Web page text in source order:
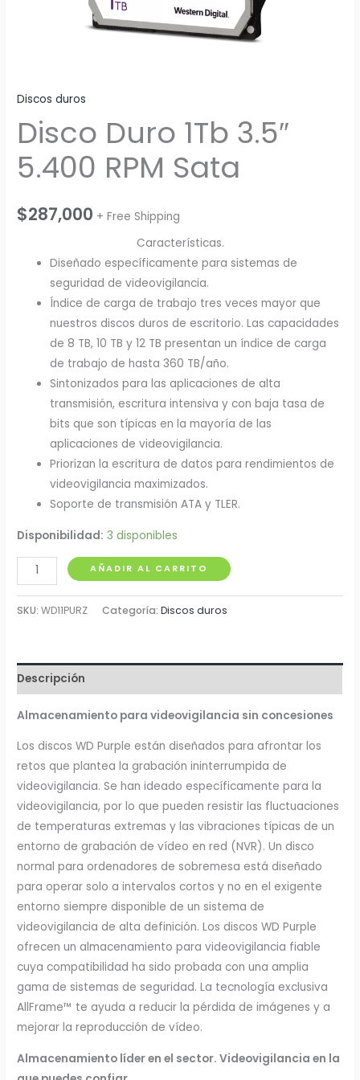
Discos duros
Disco Duro 1Tb 3.5″
5.400 RPM Sata
$287,000 + Free Shipping
Características.
Diseñado específicamente para sistemas de
seguridad de videovigilancia.
Índice de carga de trabajo tres veces mayor que
nuestros discos duros de escritorio. Las capacidades
de 8 TB, 10 TB y 12 TB presentan un índice de carga
de trabajo de hasta 360 TB/año.
Sintonizados para las aplicaciones de alta
transmisión, escritura intensiva y con baja tasa de
bits que son típicas en la mayoría de las
aplicaciones de videovigilancia.
Priorizan la escritura de datos para rendimientos de
videovigilancia maximizados.
Soporte de transmisión ATA y TLER.
Disponibilidad: 3 disponibles
Disco
Duro
1Tb
RPM
Sata
AÑADIR AL CARRITO
SKU:WD11PURZ Categoría:Discos duros
Descripción
Almacenamiento para videovigilancia sin concesiones
Los discos WD Purple están diseñados para afrontar los
retos que plantea la grabación ininterrumpida de
videovigilancia. Se han ideado específicamente para la
videovigilancia, por lo que pueden resistir las fluctuaciones
de temperaturas extremas y las vibraciones típicas de un
entorno de grabación de vídeo en red (NVR). Un disco
normal para ordenadores de sobremesa está diseñado
para operar solo a intervalos cortos y no en el exigente
entorno siempre disponible de un sistema de
videovigilancia de alta definición. Los discos WD Purple
ofrecen un almacenamiento para videovigilancia fiable
cuya compatibilidad ha sido probada con una amplia
gama de sistemas de seguridad. La tecnología exclusiva
AllFrame™ te ayuda a reducir la pérdida de imágenes y a
mejorar la reproducción de vídeo.
Almacenamiento líder en el sector. Videovigilancia en la